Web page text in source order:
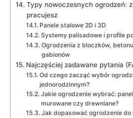
Typy nowoczesnych ogrodzeń:
pracujesz
Panele stalowe 2D i 3D
Systemy palisadowe i profile
Ogrodzenia z bloczków,
gabionów
Najczęściej zadawane pytania
Od czego zacząć wybór
jednorodzinnym?
Jakie ogrodzenie wybrać:
murowane czy drewniane?
Jak dopasować ogrodzenie do